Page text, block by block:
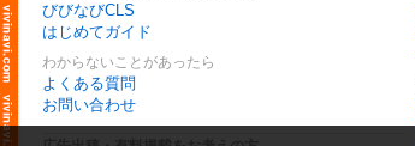
びびなびCLS
はじめてガイド
わからないことがあったら
よくある質問
お問い合わせ